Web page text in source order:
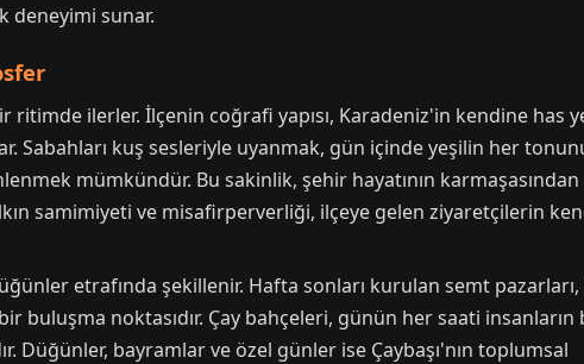
deneyimi sunar.
ilerler. İlçenin coğrafi yapısı, Karadeniz'in kendine has
Sabahları kuş sesleriyle uyanmak, gün içinde yeşilin her
mümkündür. Bu sakinlik, şehir hayatının karmaşasından
samimiyeti ve misafirperverliği, ilçeye gelen ziyaretçilerin
etrafında şekillenir. Hafta sonları kurulan semt
buluşma noktasıdır. Çay bahçeleri, günün her saati insanların
Düğünler, bayramlar ve özel günler ise Çaybaşı'nın toplumsal